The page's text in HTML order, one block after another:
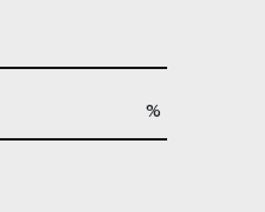
%